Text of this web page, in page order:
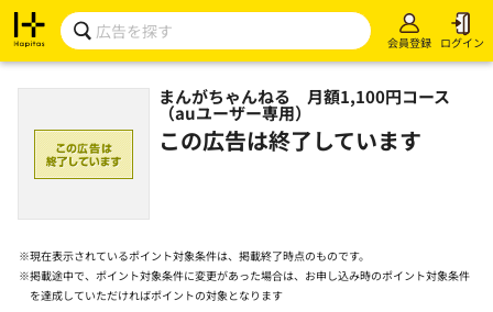
会員登録 ログイン
まんがちゃんねる 月額1,100円コース
（auユーザー専用）
この広告は終了しています
※現在表示されているポイント対象条件は、掲載終了時点のものです。
※掲載途中で、ポイント対象条件に変更があった場合は、お申し込み時のポイント対象条件
を達成していただければポイントの対象となります